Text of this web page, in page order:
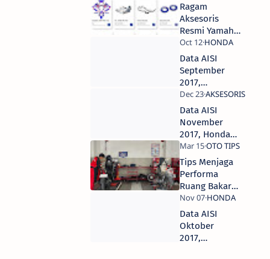
Ragam
Aksesoris
Resmi Yamaha
WR155R,
Harga Mulai
30 Ribuan
Data AISI
September
2017,
Penjulan
Kawasaki
Ninja 250
Unggul atas
Honda
dan Yamaha
R25
Data AISI
November
2017, Honda
BeAT Rajai
Penjualan
Motor Tanah
Air
Tips Menjaga
Performa
Ruang Bakar
Ala Yamaha
STSJ
Data AISI
Oktober
2017,